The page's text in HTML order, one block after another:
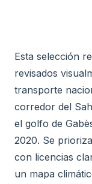
Esta selección
revisados
transporte
corredor del
el golfo de
2020. Se
con licencias
un mapa